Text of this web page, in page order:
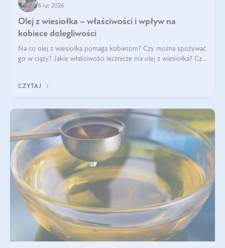
6 lut 2026
Olej z wiesiołka – właściwości i wpływ na
kobiece dolegliwości
Na co olej z wiesiołka pomaga kobietom? Czy można spożywać
go w ciąży? Jakie właściwości lecznicze ma olej z wiesiołka? Czy
CZYTAJ